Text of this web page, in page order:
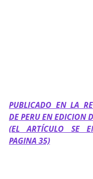
PUBLICADO EN LA
DE PERU EN EDICION
(EL ARTÍCULO SE
PAGINA 35)